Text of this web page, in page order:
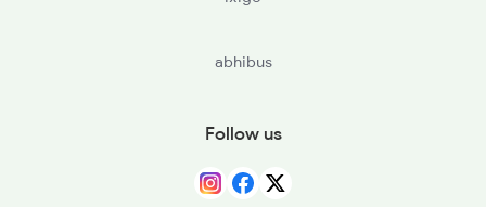
abhibus
Follow us